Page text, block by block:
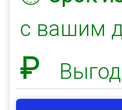
с вашим
₽